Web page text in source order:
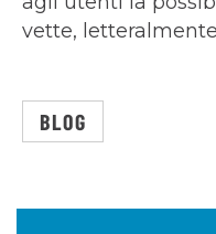
vette,
BLOG